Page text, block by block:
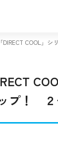
DIRECT COOL」
プ！